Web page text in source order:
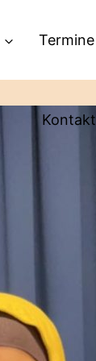
Termine
Kontakt